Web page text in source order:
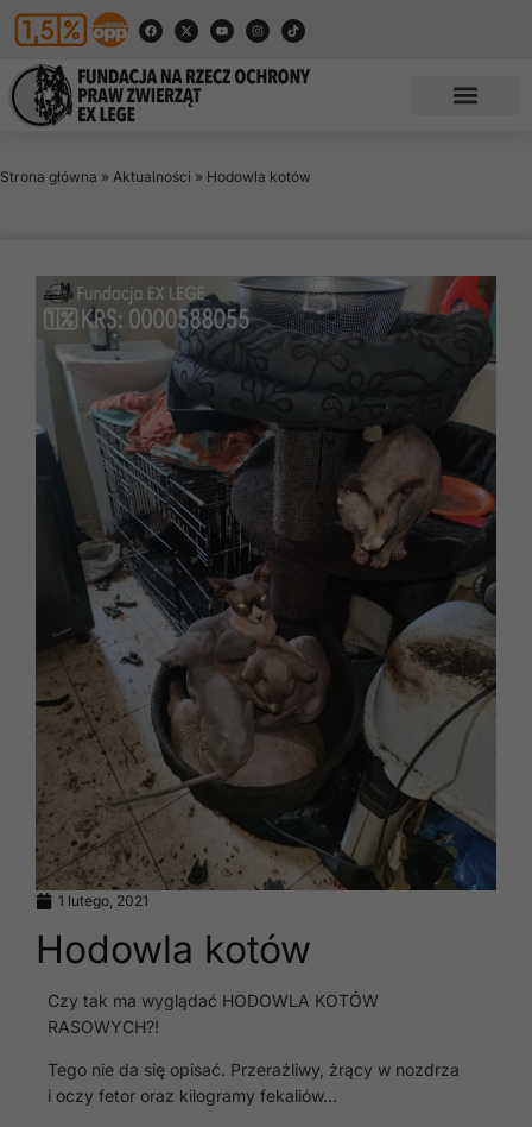
Strona główna » Aktualności » Hodowla kotów
1 lutego, 2021
Hodowla kotów
Czy tak ma wyglądać HODOWLA KOTÓW
RASOWYCH?!
Tego nie da się opisać. Przeraźliwy, żrący w nozdrza
i oczy fetor oraz kilogramy fekaliów…